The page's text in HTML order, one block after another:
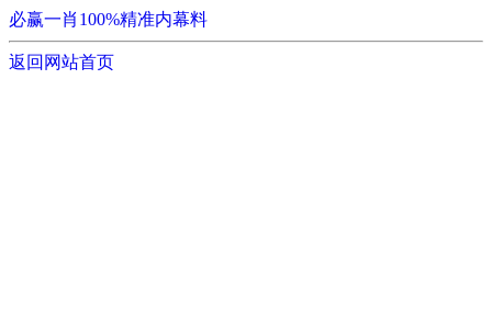
必赢一肖100%精准内幕料
返回网站首页